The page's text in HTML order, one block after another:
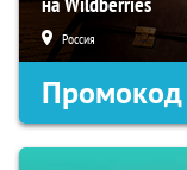
Россия
Промокод